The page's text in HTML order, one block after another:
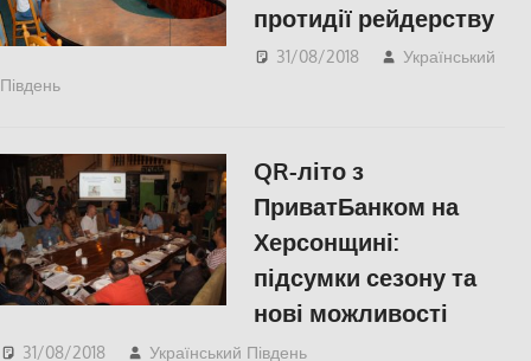
протидії рейдерству
31/08/2018
Український
Південь
QR-літо з
ПриватБанком на
Херсонщині:
підсумки сезону та
нові можливості
31/08/2018 Український Південь